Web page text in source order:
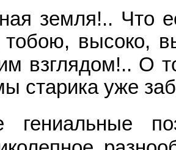
земля!.. Что
тобою, высоко,
взглядом!.. О
старика уже
гениальные